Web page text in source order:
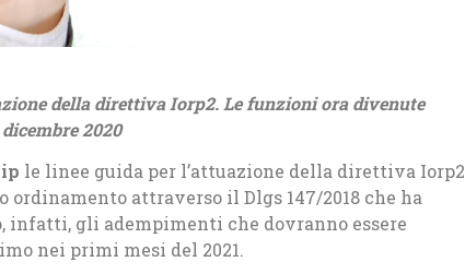
della direttiva Iorp2. Le funzioni ora divenute
2020
le linee guida per l’attuazione della direttiva Iorp2
ordinamento attraverso il Dlgs 147/2018 che ha
infatti, gli adempimenti che dovranno essere
nei primi mesi del 2021.